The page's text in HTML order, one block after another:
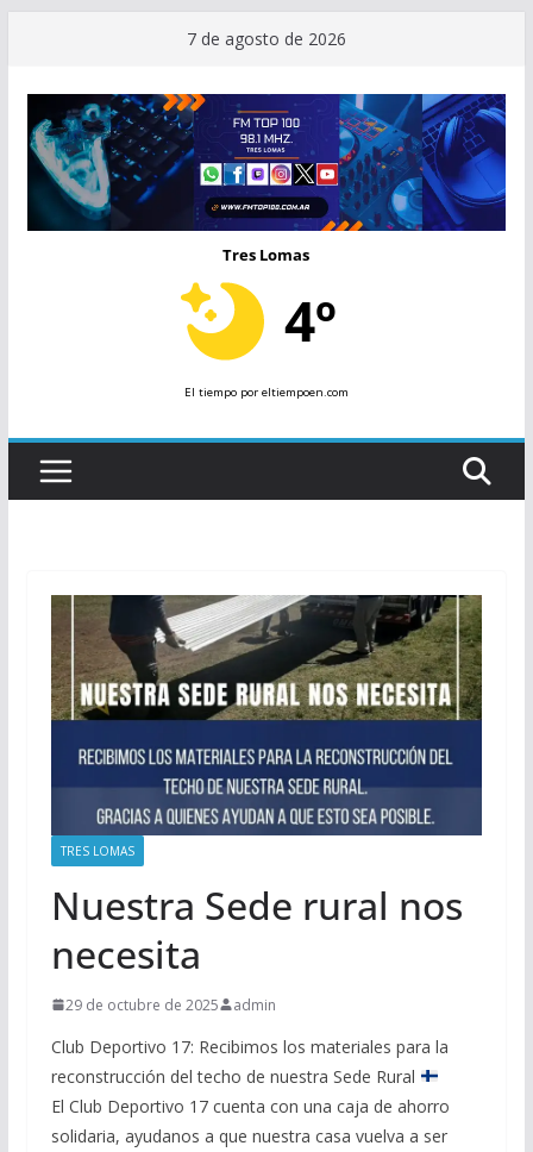
contenido
7 de agosto de 2026
Tres Lomas
4º
El tiempopor eltiempoen.com
TRES LOMAS
Nuestra Sede rural nos
necesita
29 de octubre de 2025 admin
Club Deportivo 17: Recibimos los materiales para la
reconstrucción del techo de nuestra Sede Rural
El Club Deportivo 17 cuenta con una caja de ahorro
solidaria, ayudanos a que nuestra casa vuelva a ser